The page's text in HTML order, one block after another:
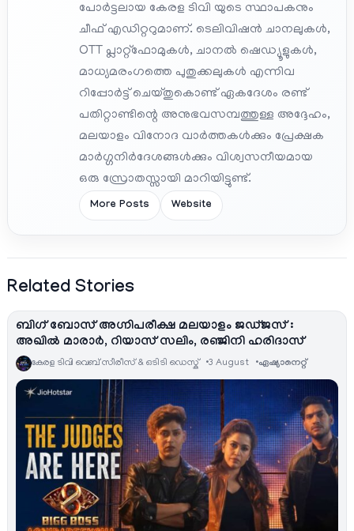
പോർട്ടലായ കേരള ടിവി യുടെ സ്ഥാപകനും
ചീഫ് എഡിറ്ററുമാണ്. ടെലിവിഷൻ ചാനലുകൾ,
OTT പ്ലാറ്റ്‌ഫോമുകൾ, ചാനൽ ഷെഡ്യൂളുകൾ,
മാധ്യമരംഗത്തെ പുതുക്കലുകൾ എന്നിവ
റിപ്പോർട്ട് ചെയ്തുകൊണ്ട് ഏകദേശം രണ്ട്
പതിറ്റാണ്ടിന്റെ അനുഭവസമ്പത്തുള്ള അദ്ദേഹം,
മലയാളം വിനോദ വാർത്തകൾക്കും പ്രേക്ഷക
മാർഗ്ഗനിർദേശങ്ങൾക്കും വിശ്വസനീയമായ
ഒരു സ്രോതസ്സായി മാറിയിട്ടുണ്ട്.
More Posts Website
Related Stories
ബിഗ് ബോസ് അഗ്നിപരീക്ഷ മലയാളം ജഡ്ജസ് :
അഖിൽ മാരാർ, റിയാസ് സലിം, രഞ്ജിനി ഹരിദാസ്
കേരള ടിവി വെബ് സീരീസ് & ഒടിടി ഡെസ്ക് 3 August ഏഷ്യാനെറ്റ്‌